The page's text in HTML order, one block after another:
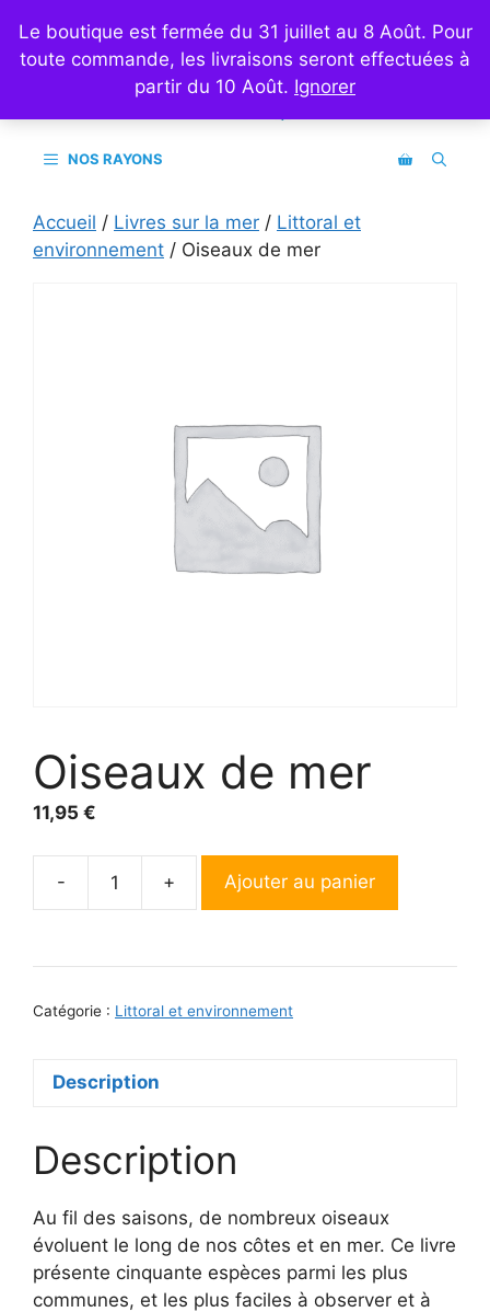
Le boutique est fermée du 31 juillet au 8 Août. Pour
toute commande, les livraisons seront effectuées à
partir du 10 Août. Ignorer
au
contenu
Mon compte
NOS RAYONS
Accueil / Livres sur la mer / Littoral et
environnement / Oiseaux de mer
Oiseaux de mer
11,95 €
-
quantité
mer
+ Ajouter au panier
Catégorie : Littoral et environnement
Description
Description
Au fil des saisons, de nombreux oiseaux
évoluent le long de nos côtes et en mer. Ce livre
présente cinquante espèces parmi les plus
communes, et les plus faciles à observer et à